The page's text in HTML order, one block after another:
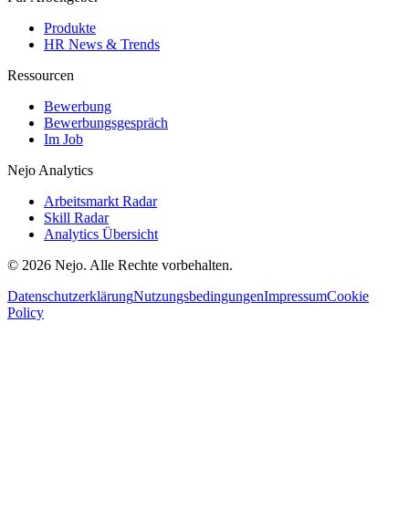
Produkte
HR News & Trends
Ressourcen
Bewerbung
Bewerbungsgespräch
Im Job
Nejo Analytics
Arbeitsmarkt Radar
Skill Radar
Analytics Übersicht
© 2026 Nejo. Alle Rechte vorbehalten.
DatenschutzerklärungNutzungsbedingungenImpressumCookie
Policy